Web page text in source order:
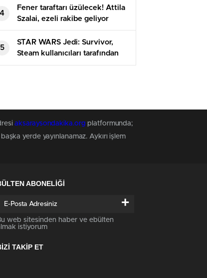
4
Fener taraftarı üzülecek! Attila
Szalai, ezeli rakibe geliyor
5
STAR WARS Jedi: Survivor,
Steam kullanıcıları tarafından
olumsuz incelemelere boğuldu
aksaraysondakika.org platformunda;
yerde yayınlanamaz. Aykırı işlem
ABONELİĞİ
+
web sitesinden haber ve ebülten
istiyorum
TAKİP ET